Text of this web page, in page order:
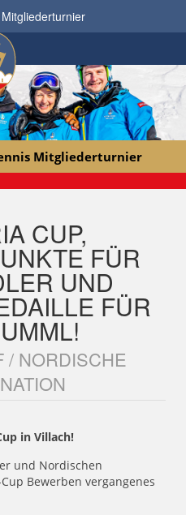
Mitgliederturnier
CUP,
FÜR
UND
FÜR
/ NORDISCHE
in Villach!
und Nordischen
Bewerben vergangenes